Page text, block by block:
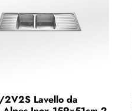
2V2S Lavello da